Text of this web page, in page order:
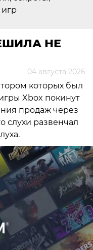
НЕ
04 августа 2026
которых был
Xbox покинут
продаж через
слухи развенчал